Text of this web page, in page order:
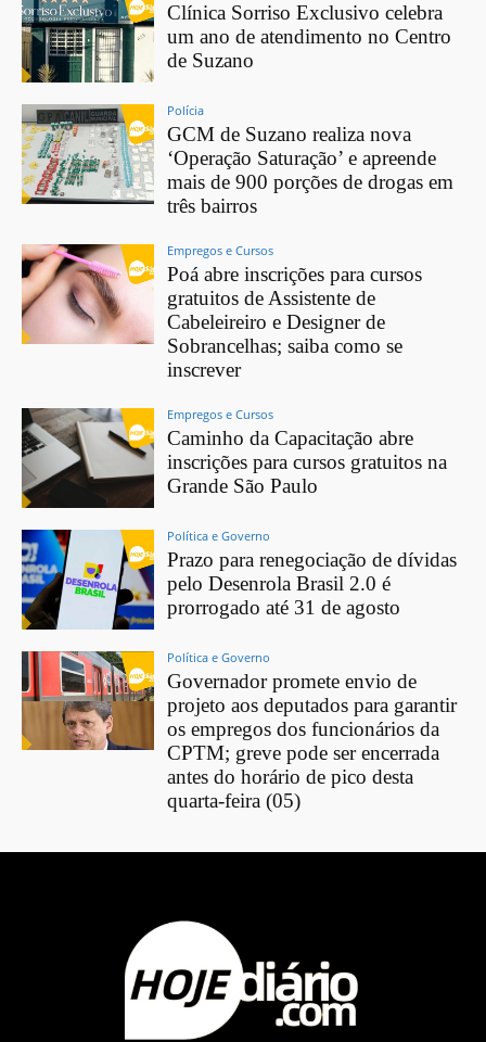
Clínica Sorriso Exclusivo celebra
um ano de atendimento no Centro
de Suzano
Polícia
GCM de Suzano realiza nova
‘Operação Saturação’ e apreende
mais de 900 porções de drogas em
três bairros
Empregos e Cursos
Poá abre inscrições para cursos
gratuitos de Assistente de
Cabeleireiro e Designer de
Sobrancelhas; saiba como se
inscrever
Empregos e Cursos
Caminho da Capacitação abre
inscrições para cursos gratuitos na
Grande São Paulo
Política e Governo
Prazo para renegociação de dívidas
pelo Desenrola Brasil 2.0 é
prorrogado até 31 de agosto
Política e Governo
Governador promete envio de
projeto aos deputados para garantir
os empregos dos funcionários da
CPTM; greve pode ser encerrada
antes do horário de pico desta
quarta-feira (05)